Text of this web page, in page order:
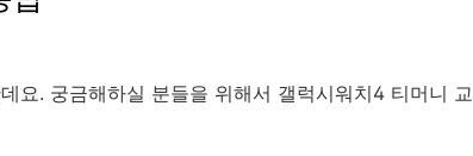
요. 궁금해하실 분들을 위해서 갤럭시워치4 티머니 교